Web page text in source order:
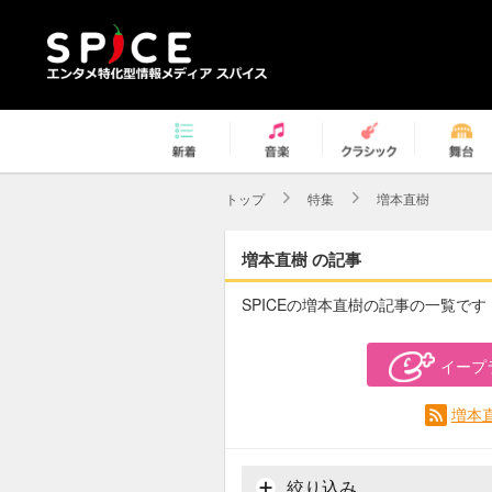
トップ 特集 増本直樹
増本直樹 の記事
SPICEの増本直樹の記事の一覧です
イープ
増本